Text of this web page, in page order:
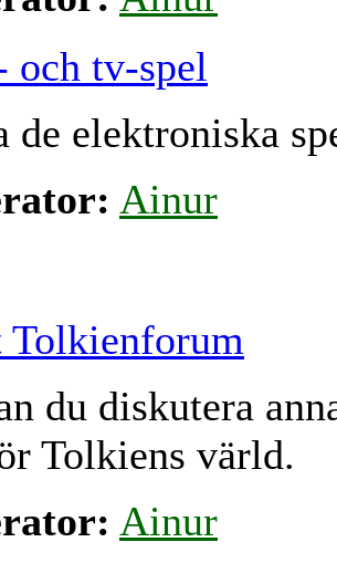
och tv-spel
de elektroniska
Ainur
Tolkienforum
du diskutera
Tolkiens värld.
Ainur